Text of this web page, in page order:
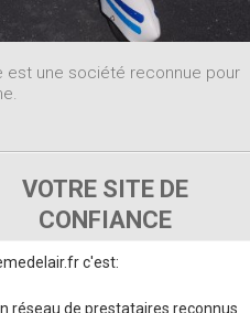
est une société reconnue pour
VOTRE SITE DE
CONFIANCE
c'est:
réseau de prestataires reconnus